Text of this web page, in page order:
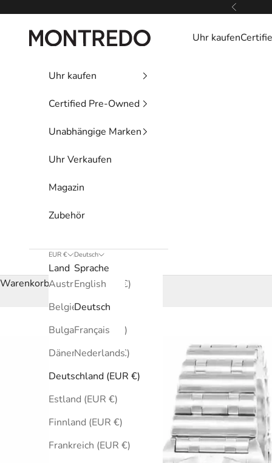
Zurück
Montredo Uhr kaufen
Uhr kaufen
Certified Pre-Owned
Unabhängige Marken
Uhr Verkaufen
Magazin
Zubehör
EUR €
Land
Australien (EUR €)
Belgien (EUR €)
Bulgarien (EUR €)
Dänemark (EUR €)
Deutschland (EUR €)
Estland (EUR €)
Finnland (EUR €)
Frankreich (EUR €)
Deutsch
Sprache
English
Deutsch
Français
Nederlands
Warenkorb